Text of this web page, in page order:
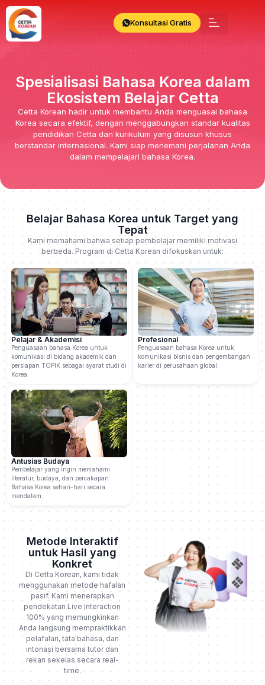
Konsultasi Gratis
Spesialisasi Bahasa Korea dalam
Ekosistem Belajar Cetta
Cetta Korean hadir untuk membantu Anda menguasai bahasa
Korea secara efektif, dengan menggabungkan standar kualitas
pendidikan Cetta dan kurikulum yang disusun khusus
berstandar internasional. Kami siap menemani perjalanan Anda
dalam mempelajari bahasa Korea.
Belajar Bahasa Korea untuk Target yang
Tepat
Kami memahami bahwa setiap pembelajar memiliki motivasi
berbeda. Program di Cetta Korean difokuskan untuk:
Pelajar & Akademisi
Penguasaan bahasa Korea untuk
komunikasi di bidang akademik dan
persiapan TOPIK sebagai syarat studi di
Korea.
Profesional
Penguasaan bahasa Korea untuk
komunikasi bisnis dan pengembangan
karier di perusahaan global.
Antusias Budaya
Pembelajar yang ingin memahami
literatur, budaya, dan percakapan
Bahasa Korea sehari-hari secara
mendalam.
Metode Interaktif
untuk Hasil yang
Konkret
Di Cetta Korean, kami tidak
menggunakan metode hafalan
pasif. Kami menerapkan
pendekatan Live Interaction
100% yang memungkinkan
Anda langsung mempraktikkan
pelafalan, tata bahasa, dan
intonasi bersama tutor dan
rekan sekelas secara real-
time.